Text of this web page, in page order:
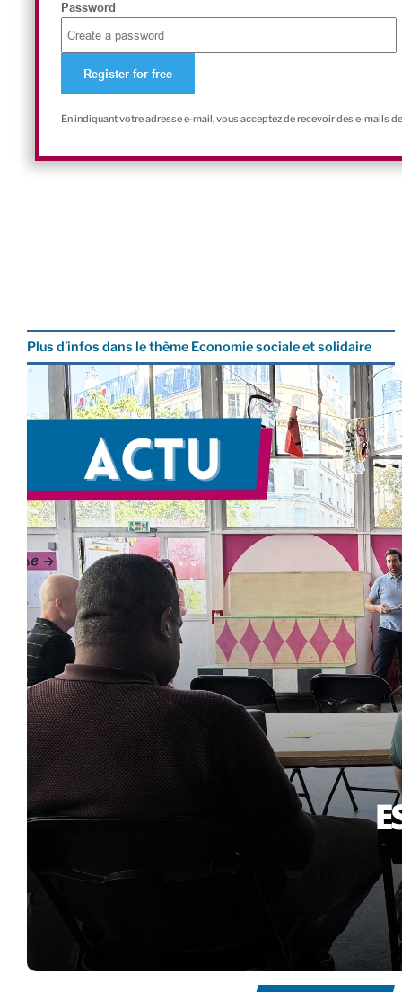
Password
En indiquant votre adresse e-mail, vous acceptez de recevoir des e-mails
Plus d’infos dans le thème Economie sociale et solidaire